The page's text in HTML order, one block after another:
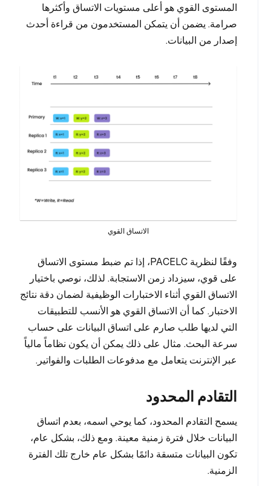
المستوى القوي هو أعلى مستويات الاتساق وأكثرها
صرامة. يضمن أن يتمكن المستخدمون من قراءة أحدث
إصدار من البيانات.
الاتساق القوي
وفقًا لنظرية PACELC، إذا تم ضبط مستوى الاتساق
على قوي، سيزداد زمن الاستجابة. لذلك، نوصي باختيار
الاتساق القوي أثناء الاختبارات الوظيفية لضمان دقة نتائج
الاختبار. كما أن الاتساق القوي هو الأنسب للتطبيقات
التي لديها طلب صارم على اتساق البيانات على حساب
سرعة البحث. مثال على ذلك يمكن أن يكون نظاماً مالياً
عبر الإنترنت يتعامل مع مدفوعات الطلبات والفواتير.
التقادم المحدود
يسمح التقادم المحدود، كما يوحي اسمه، بعدم اتساق
البيانات خلال فترة زمنية معينة. ومع ذلك، بشكل عام،
تكون البيانات متسقة دائمًا بشكل عام خارج تلك الفترة
الزمنية.